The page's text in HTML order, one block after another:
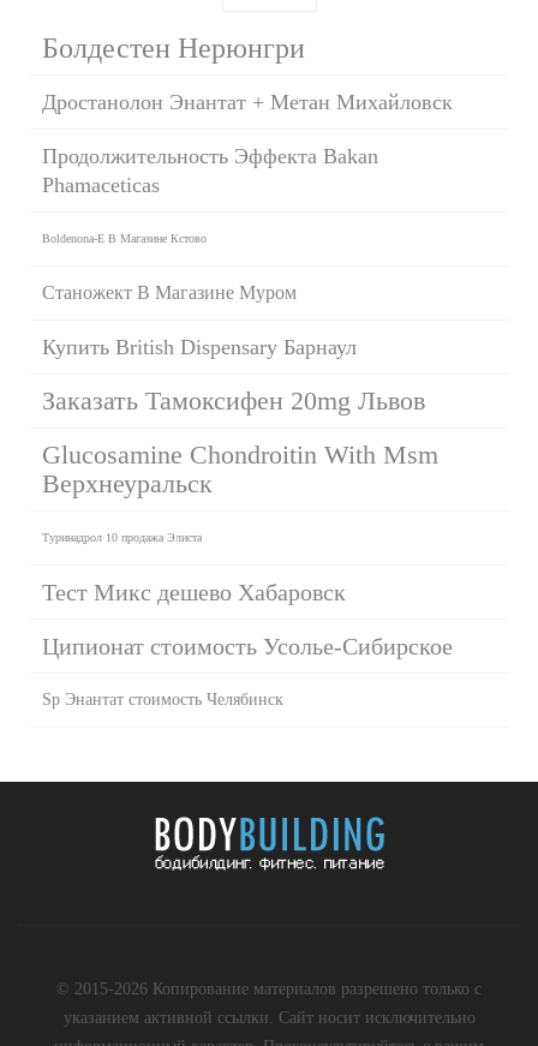
Болдестен Нерюнгри
Дростанолон Энантат + Метан Михайловск
Продолжительность Эффекта Bakan
Phamaceticas
Boldenona-E В Магазине Кстово
Станожект В Магазине Муром
Купить British Dispensary Барнаул
Заказать Тамоксифен 20mg Львов
Glucosamine Chondroitin With Msm
Верхнеуральск
Туринадрол 10 продажа Элиста
Тест Микс дешево Хабаровск
Ципионат стоимость Усолье-Сибирское
Sp Энантат стоимость Челябинск
© 2015-2026 Копирование материалов разрешено только с
указанием активной ссылки. Сайт носит исключительно